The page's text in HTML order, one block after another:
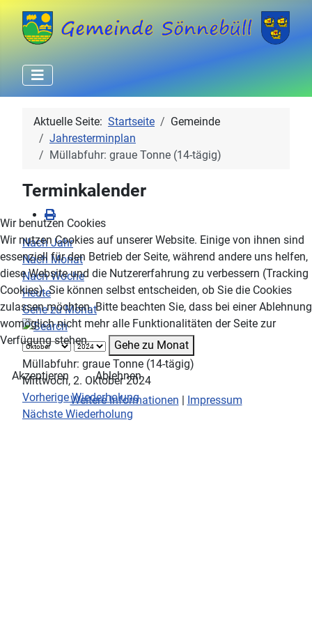
Aktuelle Seite: Startseite
Gemeinde
Jahresterminplan
Müllabfuhr: graue Tonne (14-tägig)
Terminkalender
Nach Jahr
Nach Monat
Nach Woche
Heute
Gehe zu Monat
Gehe zu Monat
Müllabfuhr: graue Tonne (14-tägig)
Mittwoch, 2. Oktober 2024
Vorherige Wiederholung
Nächste Wiederholung
Wir benutzen Cookies
Wir nutzen Cookies auf unserer Website. Einige von ihnen sind
essenziell für den Betrieb der Seite, während andere uns helfen,
diese Website und die Nutzererfahrung zu verbessern (Tracking
Cookies). Sie können selbst entscheiden, ob Sie die Cookies
zulassen möchten. Bitte beachten Sie, dass bei einer Ablehnung
womöglich nicht mehr alle Funktionalitäten der Seite zur
Verfügung stehen.
Akzeptieren
Ablehnen
Weitere Informationen | Impressum